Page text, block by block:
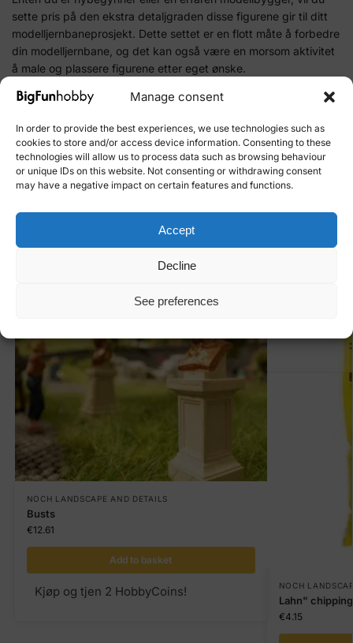
Manage consent
In order to provide the best experiences, we use technologies such as
cookies to store and/or access device information. Consenting to these
technologies will allow us to process data such as browsing behaviour
or unique IDs on this website. Not consenting or withdrawing consent
may have a negative impact on certain features and functions.
Accept
Decline
See preferences
sette pris på den ekstra detaljgraden disse figurene gir til ditt
modelljernbaneprosjekt. Dette settet er en flott måte å forbedre
din modelljernbane, og det kan også være en morsom aktivitet
å male og plassere figurene etter eget ønske.
Ta din modelljernbane til neste nivå med Passengers H0. Se
din modelljernbane en realistisk, levende atmosfære.
SKU: NO-15220
NOCH LANDSCAPE AND DETAILS
Busts
€12.61
Add to basket
Kjøp og tjen 2 HobbyCoins! NOCH
Lahn"
€4.15